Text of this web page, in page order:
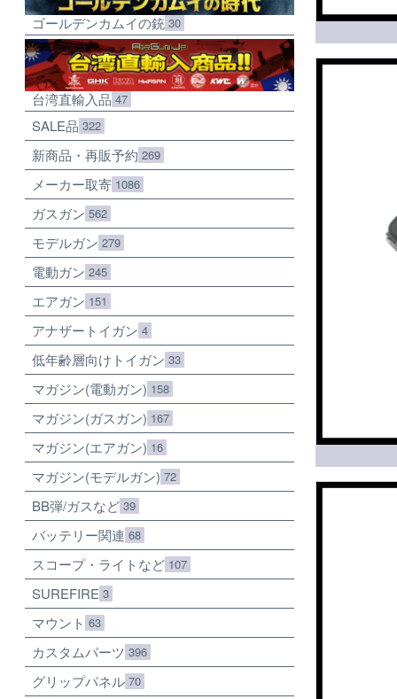
ゴールデンカムイの銃 30
台湾直輸入品 47
SALE品 322
新商品・再販予約 269
メーカー取寄 1086
ガスガン 562
モデルガン 279
電動ガン 245
エアガン 151
アナザートイガン 4
低年齢層向けトイガン 33
マガジン(電動ガン) 158
マガジン(ガスガン) 167
マガジン(エアガン) 16
マガジン(モデルガン) 72
BB弾/ガスなど 39
バッテリー関連 68
スコープ・ライトなど 107
SUREFIRE 3
マウント 63
カスタムパーツ 396
グリップパネル 70